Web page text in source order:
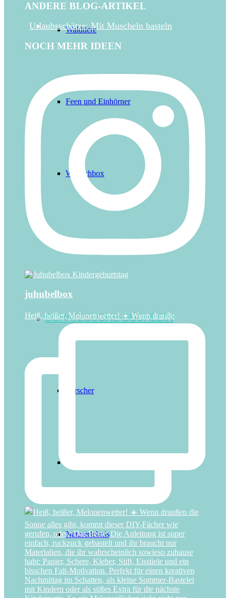
Waldtiere
Feen und Einhörner
Wunschbox
SCHATZSUCHE-BÜCHLEIN
Forscher
Naturerlebnis
ANDERE BLOG-ARTIKEL
Urlaubsschätze: Mit Muscheln basteln
NOCH MEHR IDEEN
juhubelbox
Heiß, heißer, Melonenwetter! ☀️ Wenn drauße